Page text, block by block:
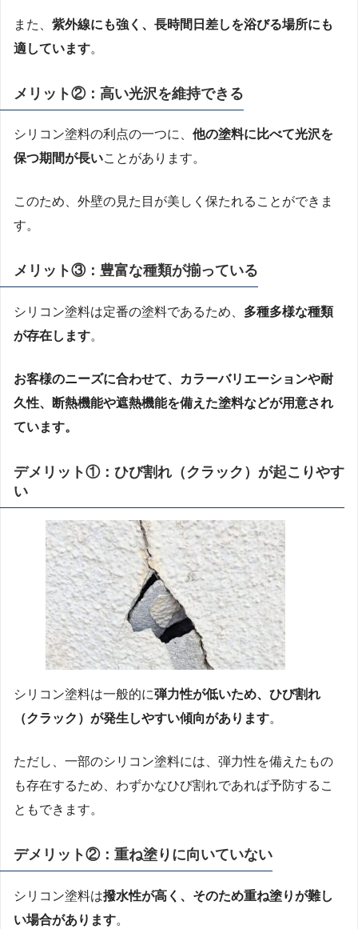
また、 紫外線にも強く、長時間日差しを浴びる場所にも
適しています。
メリット②：高い光沢を維持できる
シリコン塗料の利点の一つに、 他の塗料に比べて光沢を
保つ期間が長いことがあります。
このため、外壁の見た目が美しく保たれることができま
す。
メリット③：豊富な種類が揃っている
シリコン塗料は定番の塗料であるため、 多種多様な種類
が存在します。
お客様のニーズに合わせて、カラーバリエーションや耐
久性、断熱機能や遮熱機能を備えた塗料などが用意され
ています。
デメリット①：ひび割れ（クラック）が起こりやす
い
シリコン塗料は一般的に弾力性が低いため、ひび割れ
（クラック）が発生しやすい傾向があります。
ただし、一部のシリコン塗料には、弾力性を備えたもの
も存在するため、わずかなひび割れであれば予防するこ
ともできます。
デメリット②：重ね塗りに向いていない
シリコン塗料は撥水性が高く、そのため重ね塗りが難し
い場合があります。